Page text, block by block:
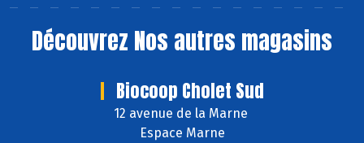
Découvrez Nos autres magasins
Biocoop Cholet Sud
12 avenue de la Marne
Espace Marne